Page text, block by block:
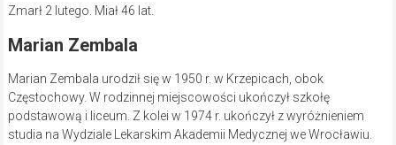
Zmarł 2 lutego. Miał 46 lat.
Marian Zembala
Marian Zembala urodził się w 1950 r. w Krzepicach, obok
Częstochowy. W rodzinnej miejscowości ukończył szkołę
podstawową i liceum. Z kolei w 1974 r. ukończył z wyróżnieniem
studia na Wydziale Lekarskim Akademii Medycznej we Wrocławiu.